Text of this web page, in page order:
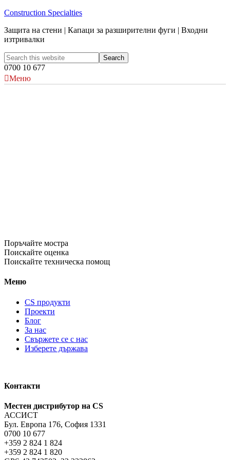
Construction Specialties
Защита на стени | Капаци за разширителни фуги | Входни
изтривалки
0700 10 677
Меню
Поръчайте мостра
Поискайте оценка
Поискайте техническа помощ
Меню
CS продукти
Проекти
Блог
За нас
Свържете се с нас
Изберете държава
Контакти
Местен дистрибутор на CS
АССИСТ
Бул. Европа 176, София 1331
0700 10 677
+359 2 824 1 824
+359 2 824 1 820